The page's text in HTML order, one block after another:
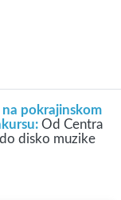
pokrajinskom
Od Centra
disko muzike